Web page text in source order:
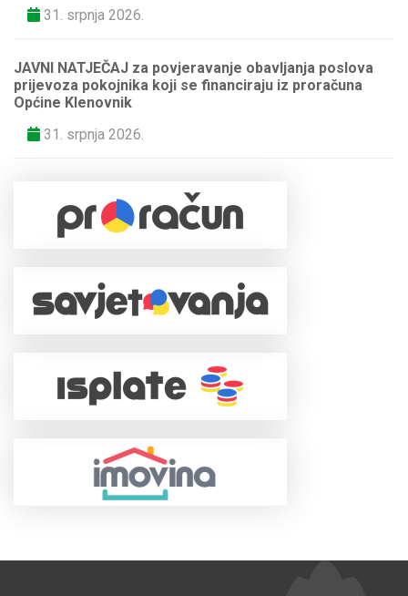
31. srpnja 2026.
JAVNI NATJEČAJ za povjeravanje obavljanja poslova
prijevoza pokojnika koji se financiraju iz proračuna
Općine Klenovnik
31. srpnja 2026.